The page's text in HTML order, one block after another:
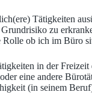
Tätigkeiten
zu
Rolle ob ich im Büro
in der
eine andere
(in seinem